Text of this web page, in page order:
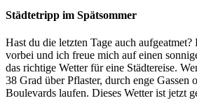
Städtetripp im Spätsommer
Hast du die letzten Tage auch
vorbei und ich freue mich auf einen
das richtige Wetter für eine Städtereise.
38 Grad über Pflaster, durch enge Gassen
Boulevards laufen. Dieses Wetter ist jetzt